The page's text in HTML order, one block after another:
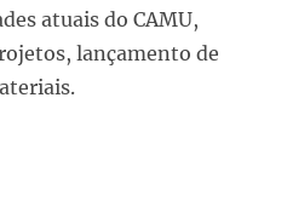
atuais do CAMU,
lançamento de